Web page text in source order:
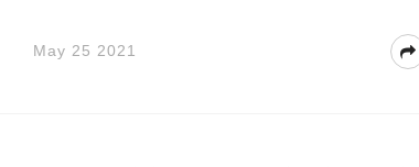
May 25 2021